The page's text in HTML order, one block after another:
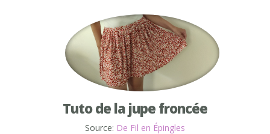
Tuto de la jupe froncée
Source: De Fil en Épingles